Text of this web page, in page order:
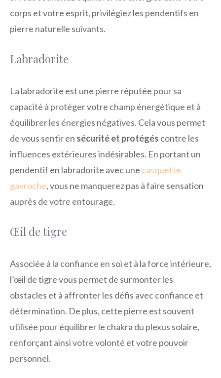
corps et votre esprit, privilégiez les pendentifs en
pierre naturelle suivants.
Labradorite
La labradorite est une pierre réputée pour sa
capacité à protéger votre champ énergétique et à
équilibrer les énergies négatives. Cela vous permet
de vous sentir en sécurité et protégés contre les
influences extérieures indésirables. En portant un
pendentif en labradorite avec une casquette
gavroche, vous ne manquerez pas à faire sensation
auprès de votre entourage.
Œil de tigre
Associée à la confiance en soi et à la force intérieure,
l’œil de tigre vous permet de surmonter les
obstacles et à affronter les défis avec confiance et
détermination. De plus, cette pierre est souvent
utilisée pour équilibrer le chakra du plexus solaire,
renforçant ainsi votre volonté et votre pouvoir
personnel.